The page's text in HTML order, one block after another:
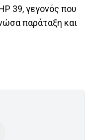
39, γεγονός που
παράταξη και